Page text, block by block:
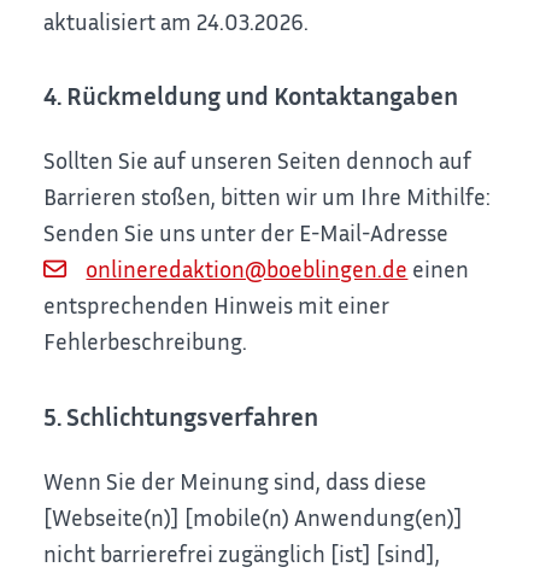
aktualisiert am 24.03.2026.
4. Rückmeldung und Kontaktangaben
Sollten Sie auf unseren Seiten dennoch auf
Barrieren stoßen, bitten wir um Ihre Mithilfe:
Senden Sie uns unter der E-Mail-Adresse
onlineredaktion@boeblingen.de einen
entsprechenden Hinweis mit einer
Fehlerbeschreibung.
5. Schlichtungsverfahren
Wenn Sie der Meinung sind, dass diese
[Webseite(n)] [mobile(n) Anwendung(en)]
nicht barrierefrei zugänglich [ist] [sind],